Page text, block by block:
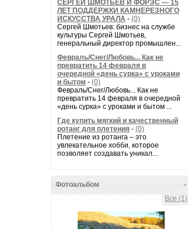
СЕРГЕЙ ШМОТЬЕВ И ФОРЭС — 15
ЛЕТ ПОДДЕРЖКИ КАМНЕРЕЗНОГО
ИСКУССТВА УРАЛА - (0)
Сергей Шмотьев: бизнес на службе
культуры Сергей Шмотьев,
генеральный директор промышлен...
Февраль/Снег/Любовь... Как не
превратить 14 февраля в
очередной «день сурка» с уроками
и бытом - (0)
Февраль/Снег/Любовь... Как не
превратить 14 февраля в очередной
«день сурка» с уроками и бытом ...
Где купить мягкий и качественный
ротанг для плетения - (0)
Плетение из ротанга – это
увлекательное хобби, которое
позволяет создавать уникал...
-
Фотоальбом
Все (1)